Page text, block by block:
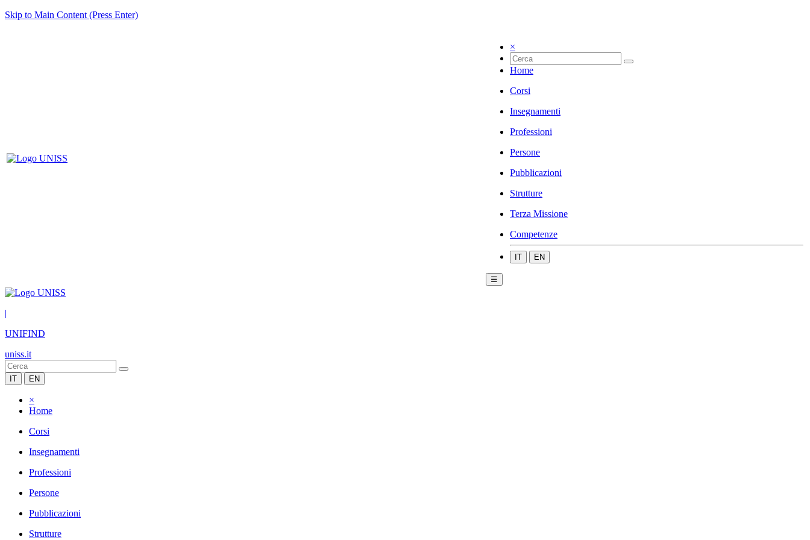
Skip to Main Content (Press Enter)
×
Home
Corsi
Insegnamenti
Professioni
Persone
Pubblicazioni
Strutture
Terza Missione
Competenze
IT EN
☰
|
UNIFIND
uniss.it
IT EN
×
Home
Corsi
Insegnamenti
Professioni
Persone
Pubblicazioni
Strutture